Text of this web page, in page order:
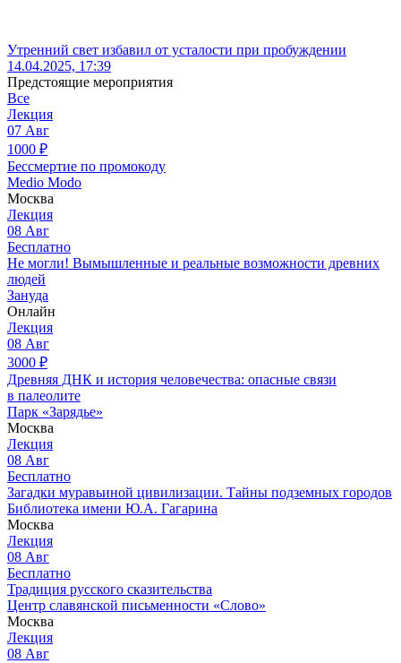
Утренний свет избавил от усталости при пробуждении
14.04.2025, 17:39
Предстоящие мероприятия
Все
Лекция
07 Авг
1000 ₽
Бессмертие по промокоду
Medio Modo
Москва
Лекция
08 Авг
Бесплатно
Не могли! Вымышленные и реальные возможности древних
людей
Зануда
Онлайн
Лекция
08 Авг
3000 ₽
Древняя ДНК и история человечества: опасные связи
в палеолите
Парк «Зарядье»
Москва
Лекция
08 Авг
Бесплатно
Загадки муравьиной цивилизации. Тайны подземных городов
Библиотека имени Ю.А. Гагарина
Москва
Лекция
08 Авг
Бесплатно
Традиция русского сказительства
Центр славянской письменности «Слово»
Москва
Лекция
08 Авг